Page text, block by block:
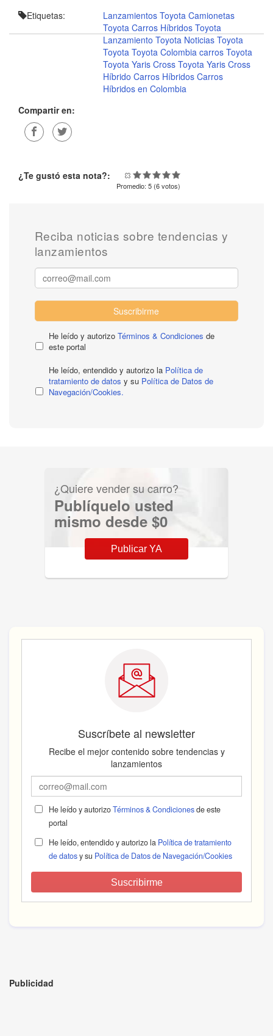
Etiquetas: Lanzamientos Toyota Camionetas
Toyota Carros Híbridos Toyota
Lanzamiento Toyota Noticias Toyota
Toyota Toyota Colombia carros Toyota
Toyota Yaris Cross Toyota Yaris Cross
Híbrido Carros Híbridos Carros
Híbridos en Colombia
Compartir en:
¿Te gustó esta nota?:
Promedio: 5 (6votos)
Reciba noticias sobre tendencias y
lanzamientos
Suscribirme
He leído y autorizo Términos & Condiciones de
este portal
He leído, entendido y autorizo la Política de
tratamiento de datos y su Política de Datos de
Navegación/Cookies.
¿Quiere vender su carro?
Publíquelo usted
mismo desde $0
Publicar YA
Suscríbete al newsletter
Recibe el mejor contenido sobre tendencias y
lanzamientos
He leído y autorizoTérminos & Condicionesde este
portal
He leído, entendido y autorizo la Política de tratamiento
de datosy su Política de Datos de Navegación/Cookies
Suscribirme
Publicidad